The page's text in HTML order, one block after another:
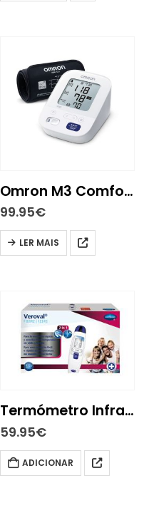
Omron M3 Comfort Medidor de pressão arterial braço HEM-7155E
99.95€
LER MAIS
Termómetro Infravermelhos Veroval DS
59.95€
ADICIONAR